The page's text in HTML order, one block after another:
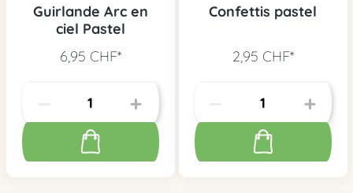
Guirlande Arc en
ciel Pastel
6,95 CHF*
Confettis pastel
2,95 CHF*